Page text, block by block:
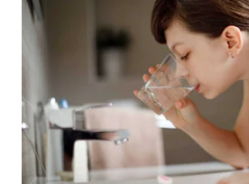
Wahana
Media
NEWS
WAHANA
TANI